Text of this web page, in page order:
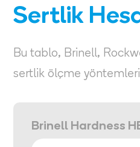
Sertlik
Bu tablo, Brinell,
sertlik ölçme yöntemleri
Brinell Hardness